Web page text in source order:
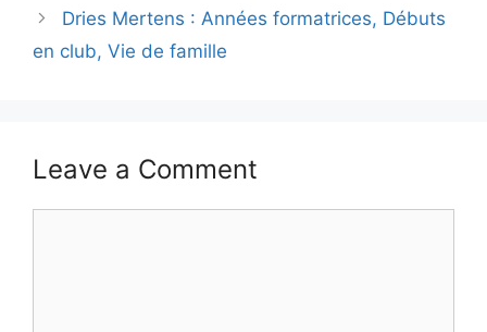
Dries Mertens : Années formatrices, Débuts
en club, Vie de famille
Leave a Comment